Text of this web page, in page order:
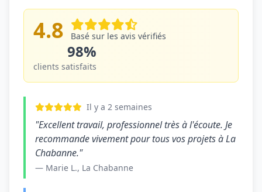
4.8 Basé sur les avis vérifiés
98%
clients satisfaits
Il y a 2 semaines
"Excellent travail, professionnel très à l'écoute. Je
recommande vivement pour tous vos projets à La
Chabanne."
— Marie L., La Chabanne